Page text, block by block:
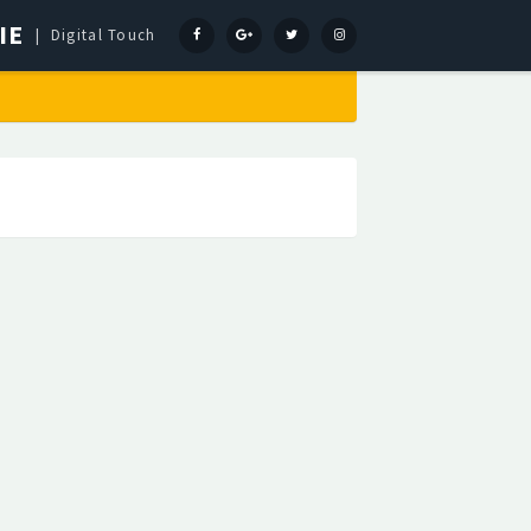
Digital Touch
Menu
Menu
Menu
menu